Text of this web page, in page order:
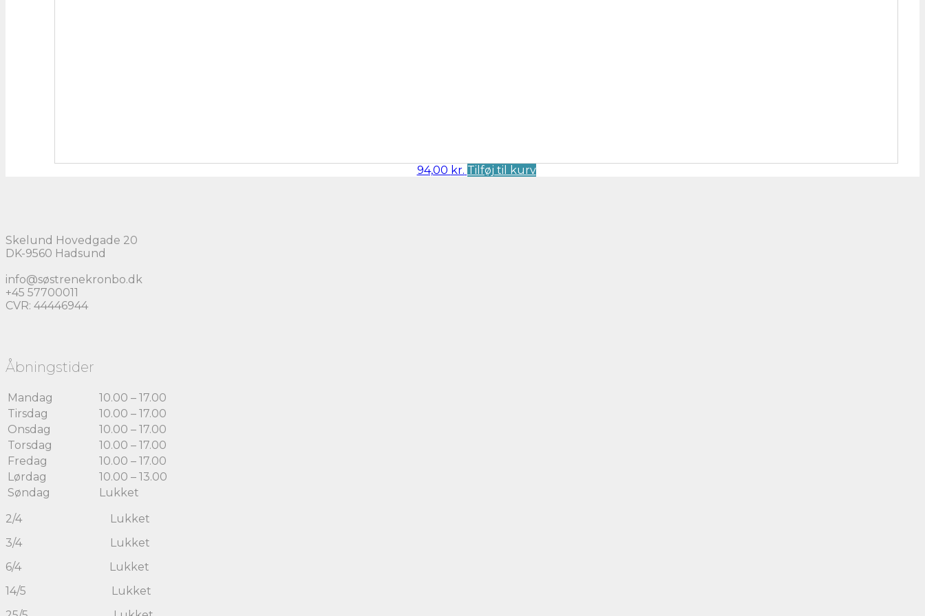
94,00 kr. Tilføj til kurv
Skelund Hovedgade 20
DK-9560 Hadsund
info@søstrenekronbo.dk
+45 57700011
CVR: 44446944
Åbningstider
Mandag
10.00 – 17.00
Tirsdag
10.00 – 17.00
Onsdag
10.00 – 17.00
Torsdag
10.00 – 17.00
Fredag
10.00 – 17.00
Lørdag
10.00 – 13.00
Søndag
Lukket
2/4 Lukket
3/4 Lukket
6/4 Lukket
14/5 Lukket